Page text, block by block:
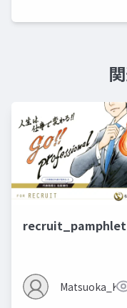
recruit_pamphlet